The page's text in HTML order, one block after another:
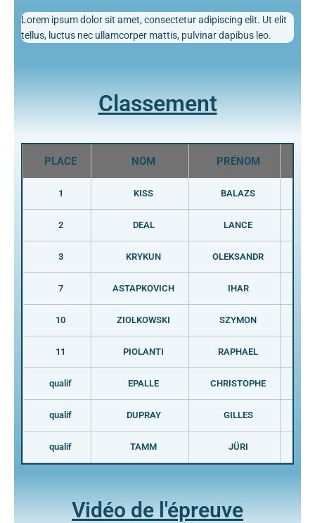
Lorem ipsum dolor sit amet, consectetur adipiscing elit. Ut elit
tellus, luctus nec ullamcorper mattis, pulvinar dapibus leo.
Classement
PLACE NOM PRÉNOM
1 KISS BALAZS
2 DEAL LANCE
3 KRYKUN OLEKSANDR
7 ASTAPKOVICH IHAR
10 ZIOLKOWSKI SZYMON
11 PIOLANTI RAPHAEL
qualif EPALLE CHRISTOPHE
qualif DUPRAY GILLES
qualif TAMM JÜRI
Vidéo de l'épreuve